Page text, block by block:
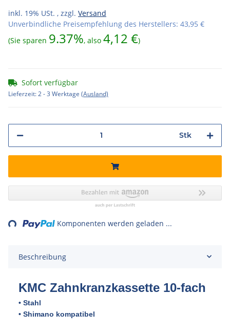
inkl. 19% USt. , zzgl. Versand
Unverbindliche Preisempfehlung des Herstellers: 43,95 €
(Sie sparen 9.37%, also 4,12 €)
Sofort verfügbar
Lieferzeit:2 - 3 Werktage (Ausland)
Stk
Komponenten werden geladen ...
Beschreibung
KMC Zahnkranzkassette 10-fach
• Stahl
• Shimano kompatibel